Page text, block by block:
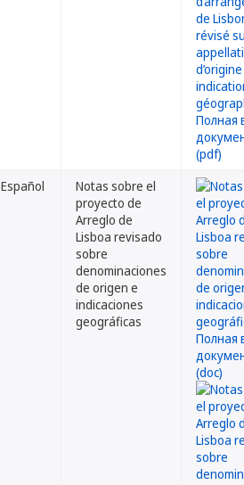
Español
Notas sobre el
proyecto de
Arreglo de
Lisboa revisado
sobre
denominaciones
de origen e
indicaciones
geográficas